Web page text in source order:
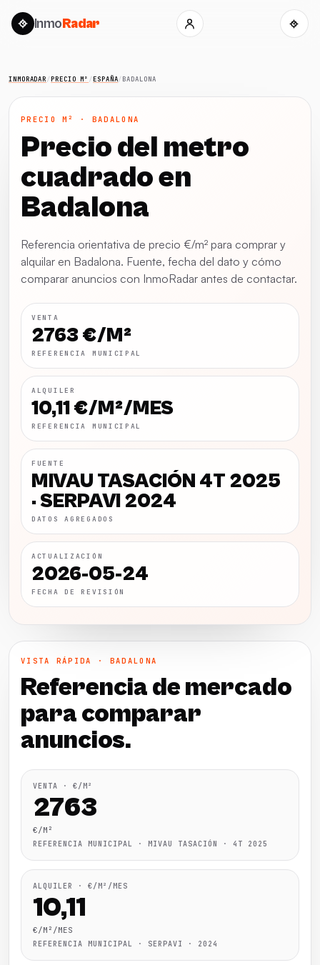
InmoRadar
INMORADAR/PRECIO M² /ESPAÑA/ BADALONA
PRECIO M² · BADALONA
Precio del metro
cuadrado en
Badalona
Referencia orientativa de precio €/m² para comprar y
alquilar en Badalona. Fuente, fecha del dato y cómo
comparar anuncios con InmoRadar antes de contactar.
VENTA
2763 €/M²
REFERENCIA MUNICIPAL
ALQUILER
10,11 €/M²/MES
REFERENCIA MUNICIPAL
FUENTE
MIVAU TASACIÓN 4T 2025
· SERPAVI 2024
DATOS AGREGADOS
ACTUALIZACIÓN
2026-05-24
FECHA DE REVISIÓN
VISTA RÁPIDA · BADALONA
Referencia de mercado
para comparar
anuncios.
VENTA · €/M²
2763
€/M²
REFERENCIA MUNICIPAL · MIVAU TASACIÓN · 4T 2025
ALQUILER · €/M²/MES
10,11
€/M²/MES
REFERENCIA MUNICIPAL · SERPAVI · 2024